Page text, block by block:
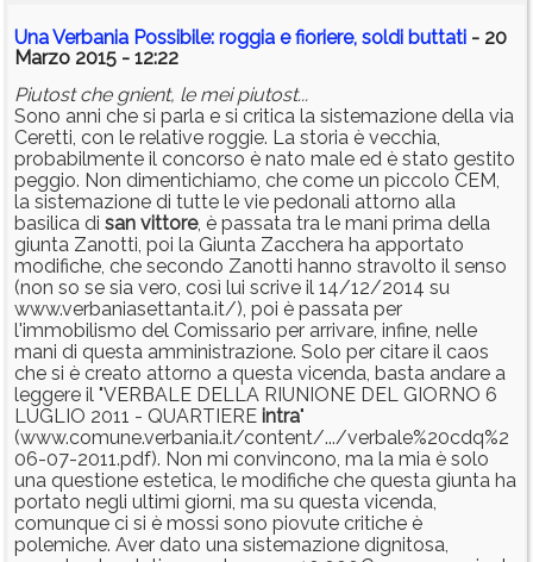
Una Verbania Possibile: roggia e fioriere, soldi buttati - 20
Marzo 2015 - 12:22
Piutost che gnient, le mei piutost...
Sono anni che si parla e si critica la sistemazione della via
Ceretti, con le relative roggie. La storia è vecchia,
probabilmente il concorso è nato male ed è stato gestito
peggio. Non dimentichiamo, che come un piccolo CEM,
la sistemazione di tutte le vie pedonali attorno alla
basilica di san vittore, è passata tra le mani prima della
giunta Zanotti, poi la Giunta Zacchera ha apportato
modifiche, che secondo Zanotti hanno stravolto il senso
(non so se sia vero, così lui scrive il 14/12/2014 su
www.verbaniasettanta.it/), poi è passata per
l'immobilismo del Comissario per arrivare, infine, nelle
mani di questa amministrazione. Solo per citare il caos
che si è creato attorno a questa vicenda, basta andare a
leggere il "VERBALE DELLA RIUNIONE DEL GIORNO 6
LUGLIO 2011 - QUARTIERE intra"
(www.comune.verbania.it/content/.../verbale%20cdq%2
06-07-2011.pdf). Non mi convincono, ma la mia è solo
una questione estetica, le modifiche che questa giunta ha
portato negli ultimi giorni, ma su questa vicenda,
comunque ci si è mossi sono piovute critiche è
polemiche. Aver dato una sistemazione dignitosa,